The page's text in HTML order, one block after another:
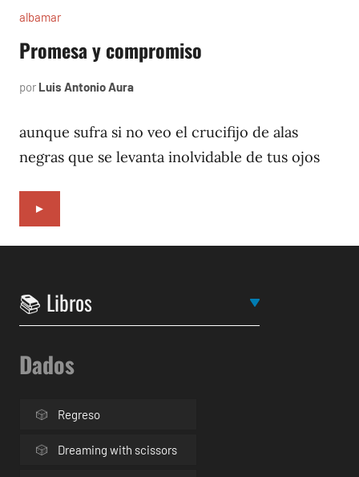
albamar
Promesa y compromiso
por Luis Antonio Aura
1996
aunque sufra si no veo el crucifijo de alas
negras que se levanta inolvidable de tus ojos
►
Dados
Regreso
Dreaming with scissors